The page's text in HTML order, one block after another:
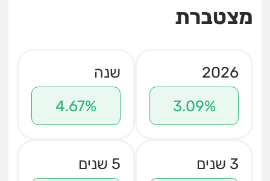
מצטברת
2026
3.09%
שנה
4.67%
3 שנים
5 שנים